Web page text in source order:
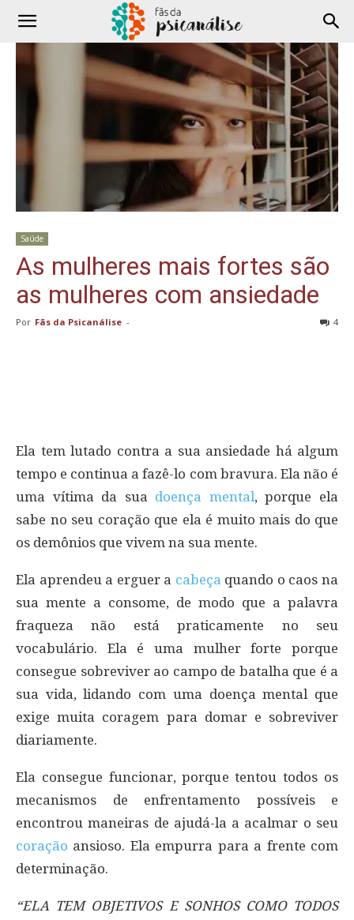
Saúde
As mulheres mais fortes são
as mulheres com ansiedade
Por Fãs da Psicanálise - 4
Ela tem lutado contra a sua ansiedade há algum
tempo e continua a fazê-lo com bravura. Ela não é
uma vítima da sua doença mental, porque ela
sabe no seu coração que ela é muito mais do que
os demônios que vivem na sua mente.
Ela aprendeu a erguer a cabeça quando o caos na
sua mente a consome, de modo que a palavra
fraqueza não está praticamente no seu
vocabulário. Ela é uma mulher forte porque
consegue sobreviver ao campo de batalha que é a
sua vida, lidando com uma doença mental que
exige muita coragem para domar e sobreviver
diariamente.
Ela consegue funcionar, porque tentou todos os
mecanismos de enfrentamento possíveis e
encontrou maneiras de ajudá-la a acalmar o seu
coração ansioso. Ela empurra para a frente com
determinação.
“ELA TEM OBJETIVOS E SONHOS COMO TODOS